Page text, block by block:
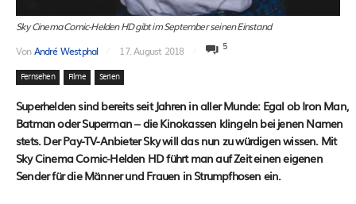
Sky Cinema Comic-Helden HD gibt im September seinen Einstand
VonAndré Westphal 17. August 2018 5
Fernsehen Filme Serien
Superhelden sind bereits seit Jahren in aller Munde: Egal ob Iron Man,
Batman oder Superman – die Kinokassen klingeln bei jenen Namen
stets. Der Pay-TV-Anbieter Sky will das nun zu würdigen wissen. Mit
Sky Cinema Comic-Helden HD führt man auf Zeit einen eigenen
Sender für die Männer und Frauen in Strumpfhosen ein.